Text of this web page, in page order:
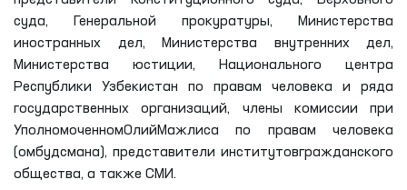
Европе (ОБСЕ) в Узбекистане, программой правовой
реформы агентства США по международному
развитию (USAID). В конференции приняли участие
представители национальных правозащитных
учреждений, международных объединений и
дипломатического корпуса около 20 зарубежных стран,
в том числе омбудсманы Португалии, Сербии, Венгрии,
Турции, Азербайджана, России, Таиланда, Королевства